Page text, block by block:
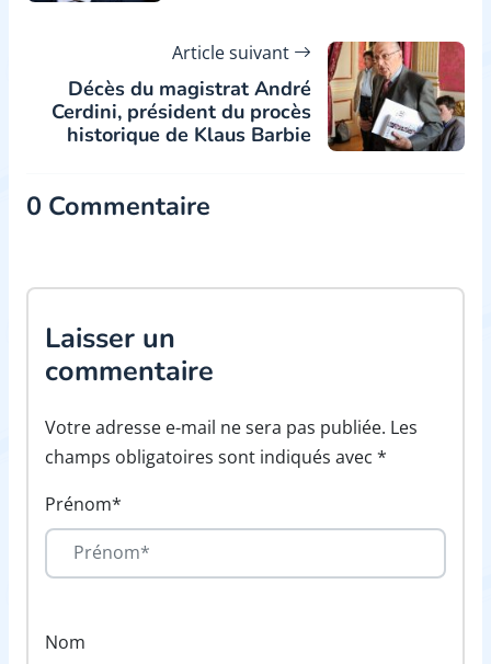
Article suivant
Décès du magistrat André
Cerdini, président du procès
historique de Klaus Barbie
0 Commentaire
Laisser un
commentaire
Votre adresse e-mail ne sera pas publiée. Les
champs obligatoires sont indiqués avec *
Prénom*
Nom